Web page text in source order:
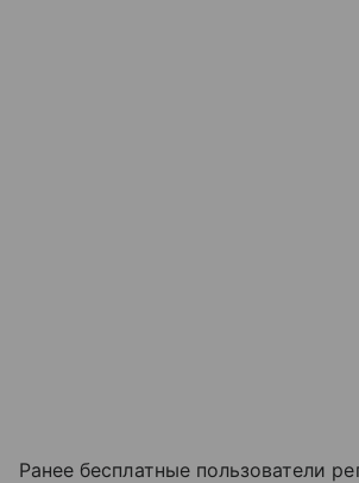
Ранее бесплатные пользователи